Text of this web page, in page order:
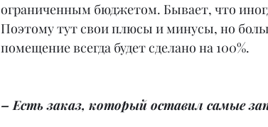
ограниченным бюджетом. Бывает, что
Поэтому тут свои плюсы и минусы, но
помещение всегда будет сделано на 100%.
– Есть заказ, который оставил самые